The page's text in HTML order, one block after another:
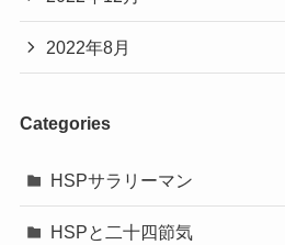
2022年8月
Categories
HSPサラリーマン
HSPと二十四節気